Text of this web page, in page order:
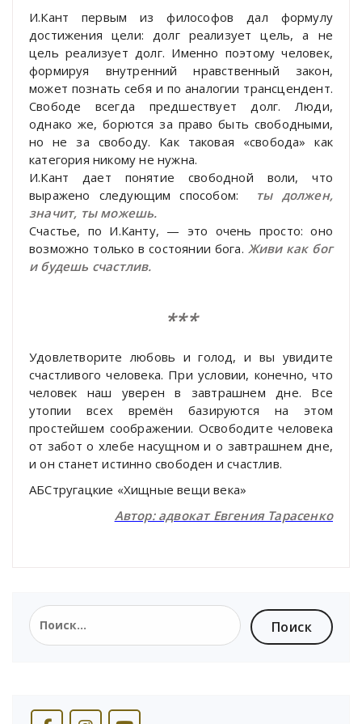
И.Кант первым из философов дал формулу
достижения цели: долг реализует цель, а не
цель реализует долг. Именно поэтому человек,
формируя внутренний нравственный закон,
может познать себя и по аналогии трансцендент.
Свободе всегда предшествует долг. Люди,
однако же, борются за право быть свободными,
но не за свободу. Как таковая «свобода» как
категория никому не нужна.
И.Кант дает понятие свободной воли, что
выражено следующим способом: ты должен,
значит, ты можешь.
Счастье, по И.Канту, — это очень просто: оно
возможно только в состоянии бога. Живи как бог
и будешь счастлив.
***
Удовлетворите любовь и голод, и вы увидите
счастливого человека. При условии, конечно, что
человек наш уверен в завтрашнем дне. Все
утопии всех времён базируются на этом
простейшем соображении. Освободите человека
от забот о хлебе насущном и о завтрашнем дне,
и он станет истинно свободен и счастлив.
АБСтругацкие «Хищные вещи века»
Автор: адвокат Евгения Тарасенко
Найти: